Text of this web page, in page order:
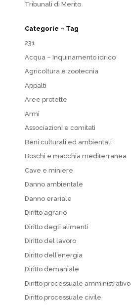
Tribunali di Merito
Categorie – Tag
231
Acqua – Inquinamento idrico
Agricoltura e zootecnia
Appalti
Aree protette
Armi
Associazioni e comitati
Beni culturali ed ambientali
Boschi e macchia mediterranea
Cave e miniere
Danno ambientale
Danno erariale
Diritto agrario
Diritto degli alimenti
Diritto del lavoro
Diritto dell’energia
Diritto demaniale
Diritto processuale amministrativo
Diritto processuale civile